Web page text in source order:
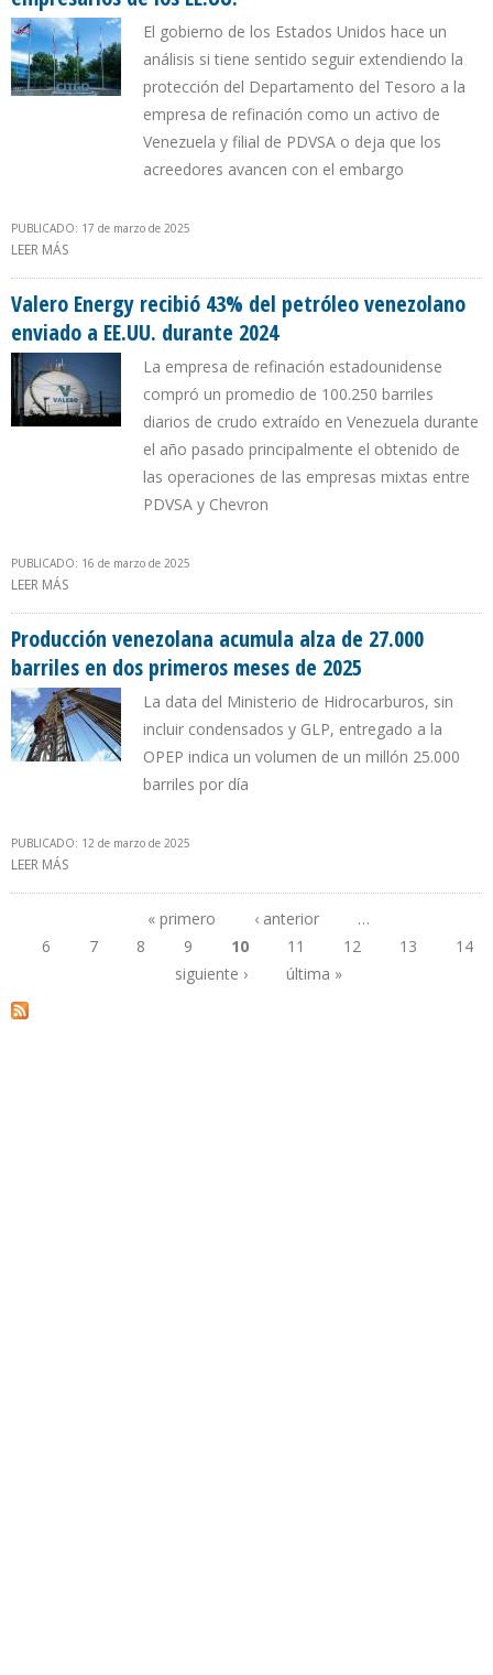
El gobierno de los Estados Unidos hace un
análisis si tiene sentido seguir extendiendo la
protección del Departamento del Tesoro a la
empresa de refinación como un activo de
Venezuela y filial de PDVSA o deja que los
acreedores avancen con el embargo
PUBLICADO: 17 de marzo de 2025
LEER MÁS
Valero Energy recibió 43% del petróleo venezolano
enviado a EE.UU. durante 2024
La empresa de refinación estadounidense
compró un promedio de 100.250 barriles
diarios de crudo extraído en Venezuela durante
el año pasado principalmente el obtenido de
las operaciones de las empresas mixtas entre
PDVSA y Chevron
PUBLICADO: 16 de marzo de 2025
LEER MÁS
Producción venezolana acumula alza de 27.000
barriles en dos primeros meses de 2025
La data del Ministerio de Hidrocarburos, sin
incluir condensados y GLP, entregado a la
OPEP indica un volumen de un millón 25.000
barriles por día
PUBLICADO: 12 de marzo de 2025
LEER MÁS
Páginas
« primero ‹ anterior
…
6
7 8 9 10 11 12 13
14
siguiente ›
última »